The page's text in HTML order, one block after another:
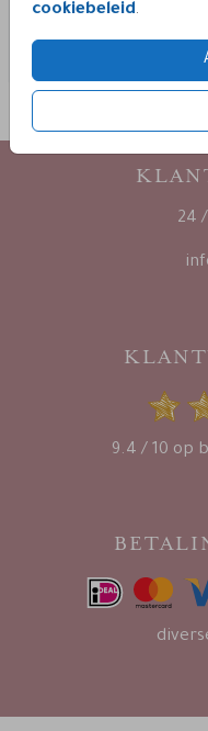
cookiebeleid.
24
9.4 / 10 op